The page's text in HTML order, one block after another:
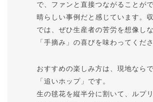
で、ファンと直接つながることが
晴らしい事例だと感じています。
では、ぜひ生産者の苦労を想像し
「手摘み」の喜びを味わってくださ
おすすめの楽しみ方は、現地なら
「追いホップ」です。
生の毬花を縦半分に割いて、ルプ